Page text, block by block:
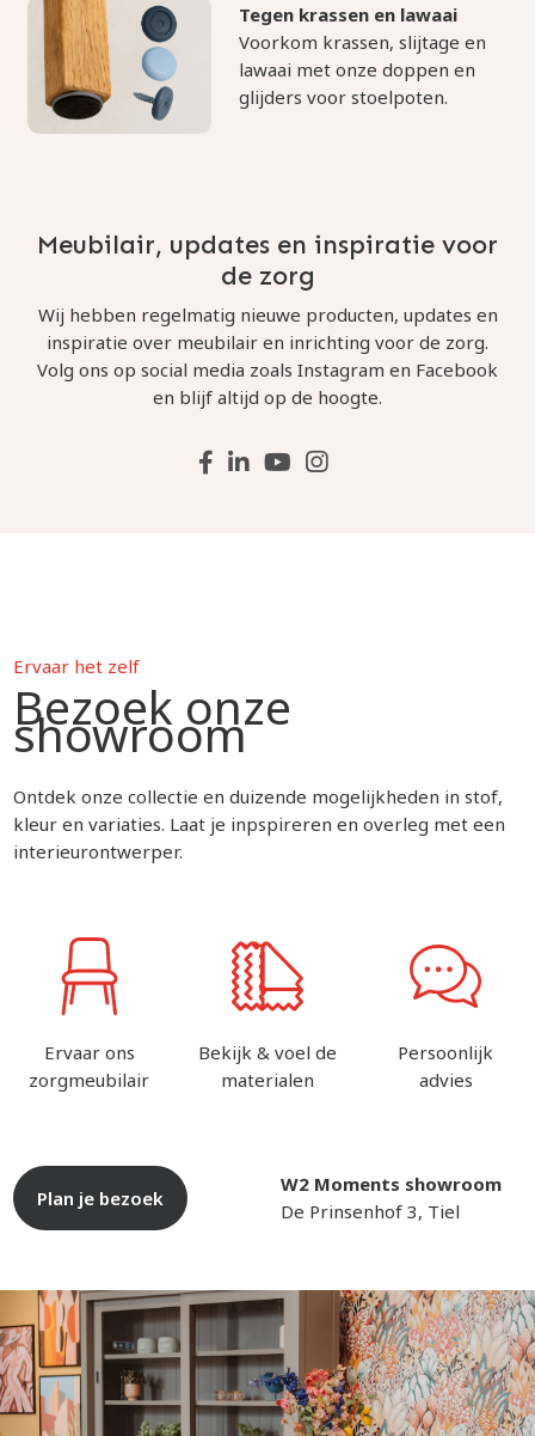
Tegen krassen en lawaai
Voorkom krassen, slijtage en
lawaai met onze doppen en
glijders voor stoelpoten.
Meubilair, updates en inspiratie voor
de zorg
Wij hebben regelmatig nieuwe producten, updates en
inspiratie over meubilair en inrichting voor de zorg.
Volg ons op social media zoals Instagram en Facebook
en blijf altijd op de hoogte.
Ervaar het zelf
Bezoek onze
showroom
Ontdek onze collectie en duizende mogelijkheden in stof,
kleur en variaties. Laat je inpspireren en overleg met een
interieurontwerper.
Ervaar ons
zorgmeubilair
Bekijk & voel de
materialen
Persoonlijk
advies
Plan je bezoek
W2 Moments showroom
De Prinsenhof 3, Tiel